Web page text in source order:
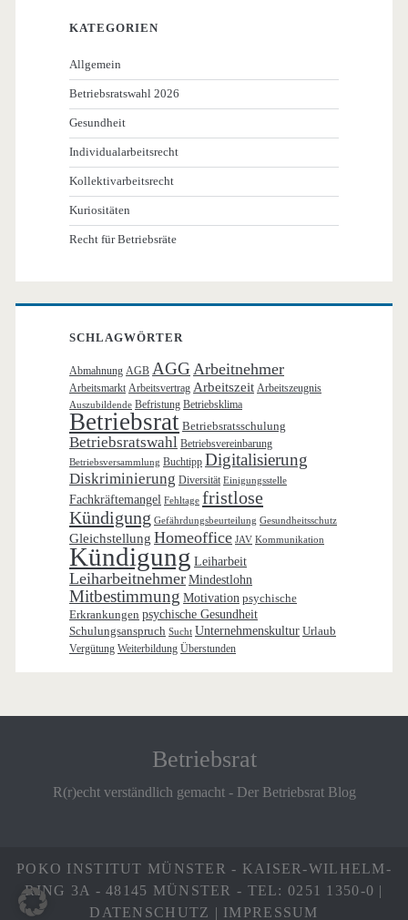
KATEGORIEN
Allgemein
Betriebsratswahl 2026
Gesundheit
Individualarbeitsrecht
Kollektivarbeitsrecht
Kuriositäten
Recht für Betriebsräte
SCHLAGWÖRTER
Abmahnung AGB AGG Arbeitnehmer
Arbeitsmarkt Arbeitsvertrag Arbeitszeit Arbeitszeugnis
Auszubildende Befristung Betriebsklima
Betriebsrat Betriebsratsschulung
Betriebsratswahl Betriebsvereinbarung
Betriebsversammlung Buchtipp Digitalisierung
Diskriminierung Diversität Einigungsstelle
Fachkräftemangel Fehltage fristlose
Kündigung Gefährdungsbeurteilung Gesundheitsschutz
Gleichstellung Homeoffice JAV Kommunikation
Kündigung Leiharbeit
Leiharbeitnehmer Mindestlohn
Mitbestimmung Motivation psychische
Erkrankungen psychische Gesundheit
Schulungsanspruch Sucht Unternehmenskultur Urlaub
Vergütung Weiterbildung Überstunden
Betriebsrat
R(r)echt verständlich gemacht - Der Betriebsrat Blog
POKO INSTITUT MÜNSTER - KAISER-WILHELM-
RING 3A - 48145 MÜNSTER - TEL: 0251 1350-0 |
DATENSCHUTZ | IMPRESSUM